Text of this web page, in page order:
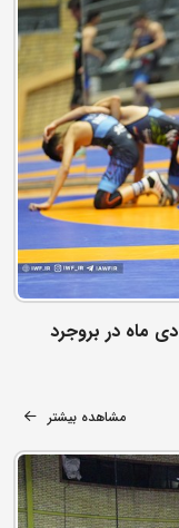
اردوی تیم ملی کشتی آزاد نونهالان از روز 2 دی ماه در بروجرد
مشاهده بیشتر